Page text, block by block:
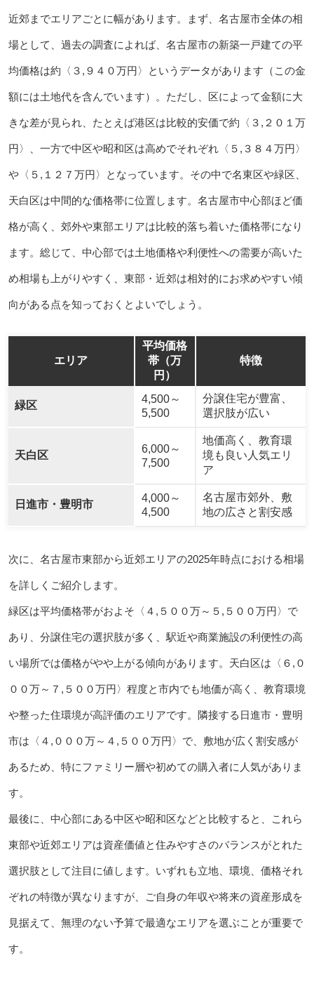
近郊までエリアごとに幅があります。まず、名古屋市全体の相
場として、過去の調査によれば、名古屋市の新築一戸建ての平
均価格は約〈３,９４０万円〉というデータがあります（この金
額には土地代を含んでいます）。ただし、区によって金額に大
きな差が見られ、たとえば港区は比較的安価で約〈３,２０１万
円〉、一方で中区や昭和区は高めでそれぞれ〈５,３８４万円〉
や〈５,１２７万円〉となっています。その中で名東区や緑区、
天白区は中間的な価格帯に位置します。名古屋市中心部ほど価
格が高く、郊外や東部エリアは比較的落ち着いた価格帯になり
ます。総じて、中心部では土地価格や利便性への需要が高いた
め相場も上がりやすく、東部・近郊は相対的にお求めやすい傾
向がある点を知っておくとよいでしょう。
エリア
平均価格
帯（万
円）
特徴
緑区
4,500～
5,500
分譲住宅が豊富、
選択肢が広い
天白区
6,000～
7,500
地価高く、教育環
境も良い人気エリ
ア
日進市・豊明市
4,000～
4,500
名古屋市郊外、敷
地の広さと割安感
次に、名古屋市東部から近郊エリアの2025年時点における相場
を詳しくご紹介します。
緑区は平均価格帯がおよそ〈４,５００万～５,５００万円〉で
あり、分譲住宅の選択肢が多く、駅近や商業施設の利便性の高
い場所では価格がやや上がる傾向があります。天白区は〈６,０
００万～７,５００万円〉程度と市内でも地価が高く、教育環境
や整った住環境が高評価のエリアです。隣接する日進市・豊明
市は〈４,０００万～４,５００万円〉で、敷地が広く割安感が
あるため、特にファミリー層や初めての購入者に人気がありま
す。
最後に、中心部にある中区や昭和区などと比較すると、これら
東部や近郊エリアは資産価値と住みやすさのバランスがとれた
選択肢として注目に値します。いずれも立地、環境、価格それ
ぞれの特徴が異なりますが、ご自身の年収や将来の資産形成を
見据えて、無理のない予算で最適なエリアを選ぶことが重要で
す。